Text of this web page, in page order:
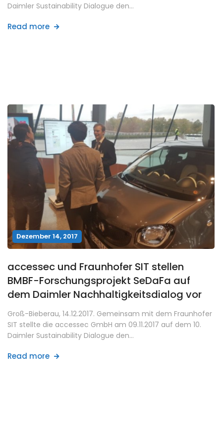
Daimler Sustainability Dialogue den…
Read more
Dezember 14, 2017
accessec und Fraunhofer SIT stellen
BMBF-Forschungsprojekt SeDaFa auf
dem Daimler Nachhaltigkeitsdialog vor
Groß-Bieberau, 14.12.2017. Gemeinsam mit dem Fraunhofer
SIT stellte die accessec GmbH am 09.11.2017 auf dem 10.
Daimler Sustainability Dialogue den…
Read more